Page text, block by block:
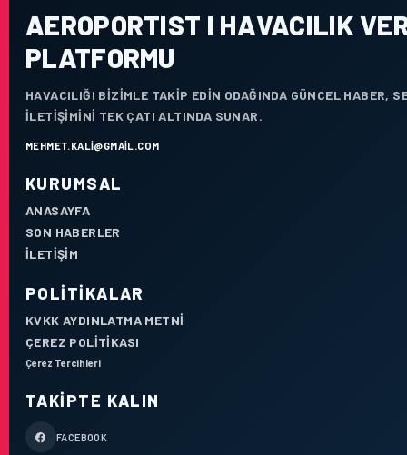
AEROPORTIST I HAVACILIK
PLATFORMU
HAVACILIĞI BIZIMLE TAKIP EDIN ODAĞINDA GÜNCEL HABER,
ILETIŞIMINI TEK ÇATI ALTINDA SUNAR.
MEHMET.KALI@GMAIL.COM
KURUMSAL
ANASAYFA
SON HABERLER
İLETIŞIM
POLITIKALAR
KVKK AYDINLATMA METNI
ÇEREZ POLITIKASI
Çerez Tercihleri
TAKIPTE KALIN
FACEBOOK